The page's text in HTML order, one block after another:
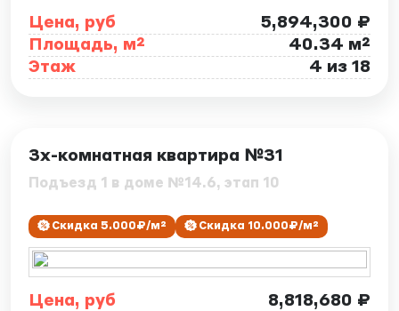
Цена, руб
5,894,300 ₽
Площадь, м²
40.34 м²
Этаж
4 из 18
3х-комнатная квартира №31
Подъезд 1 в доме №14.6, этап 10
Скидка 5.000₽/м² Скидка 10.000₽/м²
Цена, руб
8,818,680 ₽